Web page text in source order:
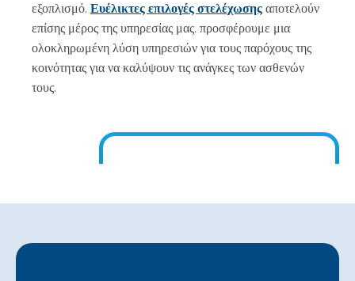
εξοπλισμό. Ευέλικτες επιλογές στελέχωσης αποτελούν
επίσης μέρος της υπηρεσίας μας. προσφέρουμε μια
ολοκληρωμένη λύση υπηρεσιών για τους παρόχους της
κοινότητας για να καλύψουν τις ανάγκες των ασθενών
τους.